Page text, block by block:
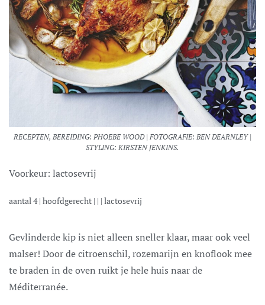
RECEPTEN, BEREIDING: PHOEBE WOOD | FOTOGRAFIE: BEN DEARNLEY |
STYLING: KIRSTEN JENKINS.
Voorkeur: lactosevrij
aantal 4| hoofdgerecht | | | lactosevrij
Gevlinderde kip is niet alleen sneller klaar, maar ook veel
malser! Door de citroenschil, rozemarijn en knoflook mee
te braden in de oven ruikt je hele huis naar de
Méditerranée.